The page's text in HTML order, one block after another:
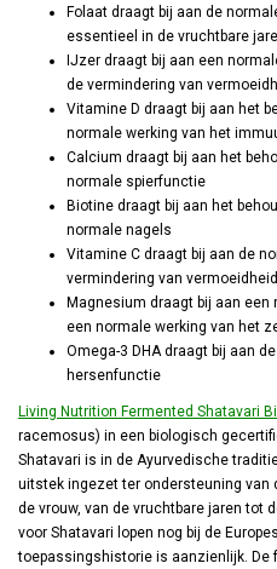
Folaat draagt bij aan de
essentieel in de vruchtbare
IJzer draagt bij aan een
de vermindering van
Vitamine D draagt bij aan het
normale werking van het
Calcium draagt bij aan het
normale spierfunctie
Biotine draagt bij aan het
normale nagels
Vitamine C draagt bij aan de
vermindering van vermoeidheid
Magnesium draagt bij aan
een normale werking van het
Omega-3 DHA draagt bij aan
hersenfunctie
Living Nutrition Fermented Shatavari
racemosus) in een biologisch
Shatavari is in de Ayurvedische
uitstek ingezet ter ondersteuning van
de vrouw, van de vruchtbare jaren tot
voor Shatavari lopen nog bij de
toepassingshistorie is aanzienlijk.